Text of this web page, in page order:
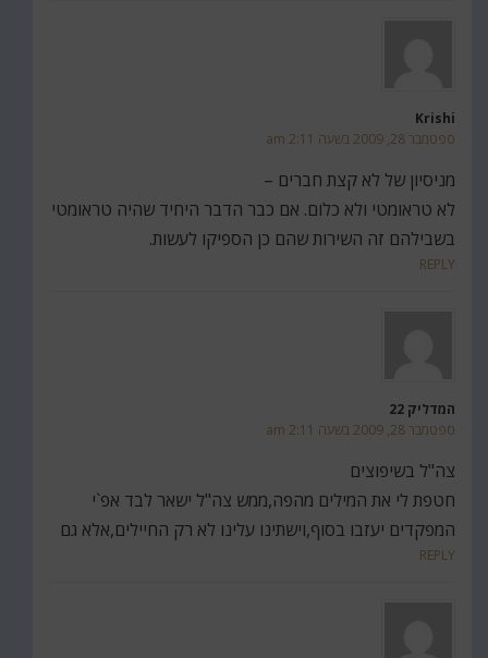
Krishi
ספטמבר 28, 2009 בשעה 2:11 am
מניסיון של לא קצת חברים –
לא טראומטי ולא כלום. אם כבר הדבר היחיד שהיה טראומטי
בשבילהם זה השירות שהם כן הספיקו לעשות.
REPLY
המדליק 22
ספטמבר 28, 2009 בשעה 2:11 am
צה"ל בשיפוצים
חטפת לי את המילים מהפה,ממש צה"ל ישאר לבד אפ`י
המפקדים יעזבו בסוף,וישתינו עלינו לא רק החיילים,אלא גם
REPLY